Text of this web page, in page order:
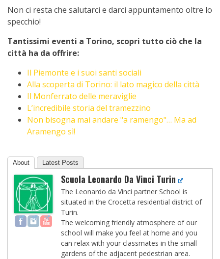
Non ci resta che salutarci e darci appuntamento oltre lo
specchio!
Tantissimi eventi a Torino, scopri tutto ciò che la
città ha da offrire:
Il Piemonte e i suoi santi sociali
Alla scoperta di Torino: il lato magico della città
Il Monferrato delle meraviglie
L’incredibile storia del tramezzino
Non bisogna mai andare "a ramengo"… Ma ad
Aramengo sì!
About Latest Posts
Scuola Leonardo Da Vinci Turin
The Leonardo da Vinci partner School is
situated in the Crocetta residential district of
Turin.
The welcoming friendly atmosphere of our
school will make you feel at home and you
can relax with your classmates in the small
gardens of the adjacent pedestrian area.